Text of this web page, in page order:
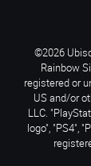
©2026
Rainbow
registered or
US and/or
LLC.
logo", "PS4",